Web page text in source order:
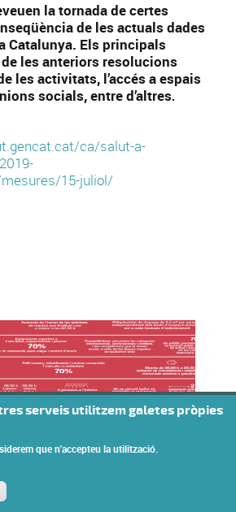
la tornada de certes
de les actuals dades
Catalunya. Els principals
les anteriors resolucions
les activitats, l’accés a espais
socials, entre d’altres.
ca/salut-a-
15-juliol/
Missatge de Copyright
serveis utilitzem galetes pròpies
que n'accepteu la utilització.